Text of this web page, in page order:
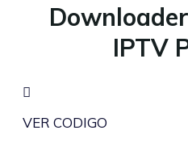
IPTV
VER CODIGO